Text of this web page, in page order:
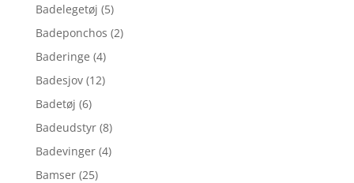
Badelegetøj (5)
Badeponchos (2)
Baderinge (4)
Badesjov (12)
Badetøj (6)
Badeudstyr (8)
Badevinger (4)
Bamser (25)